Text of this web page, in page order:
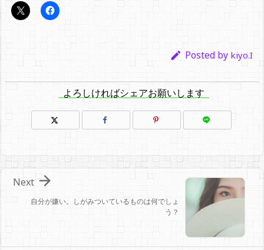
 Posted by kiyo.I
よろしければシェアお願いします
自分が嫌い。しがみついているものは何でしょ
う？

Next